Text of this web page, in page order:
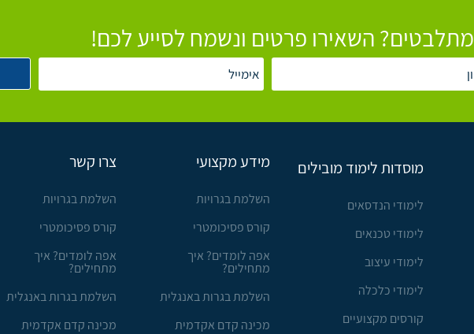
מתלבטים? השאירו פרטים ונשמח לסייע לכם!
מוסדות לימוד מובילים
לימודי הנדסאים
לימודי טכנאים
לימודי עיצוב
לימודי כלכלה
קורסים מקצועיים
מידע מקצועי
השלמת בגרויות
קורס פסיכומטרי
אפה לומדים? איך
מתחילים?
השלמת בגרות באנגלית
מכינה קדם אקדמית
צרו קשר
השלמת בגרויות
קורס פסיכומטרי
אפה לומדים? איך
מתחילים?
השלמת בגרות באנגלית
מכינה קדם אקדמית